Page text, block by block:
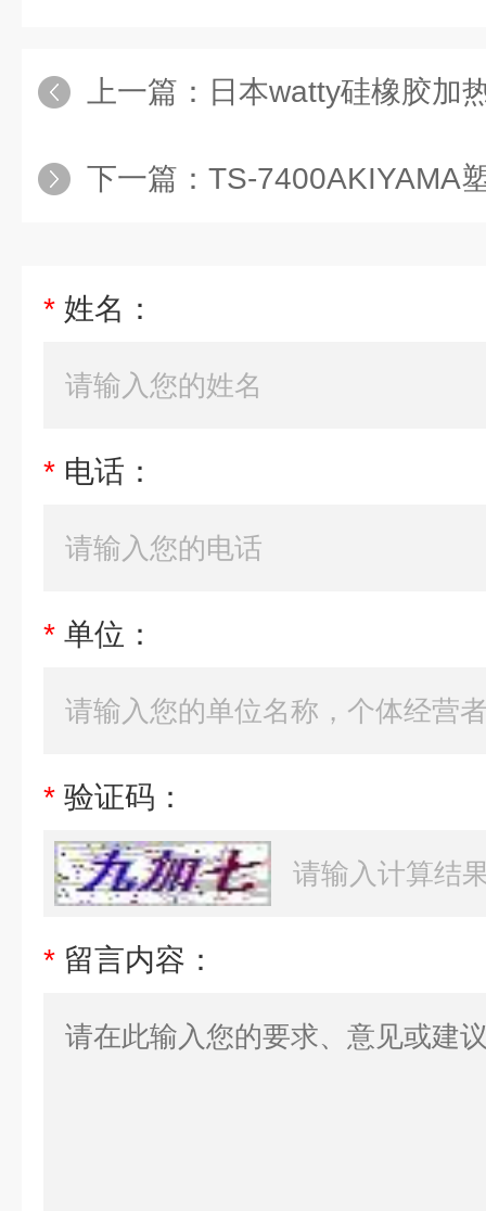
上一篇： 日本watty硅橡胶加
下一篇： TS-7400AKIYAMA
* 姓名：
* 电话：
* 单位：
* 验证码：
* 留言内容：